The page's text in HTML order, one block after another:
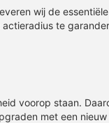
wij de
te
voorop staan.
met een nieuw